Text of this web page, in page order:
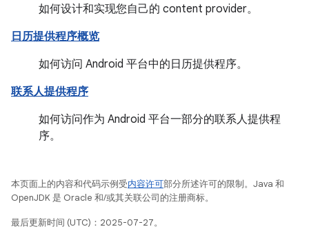
如何设计和实现您自己的 content provider。
日历提供程序概览
如何访问 Android 平台中的日历提供程序。
联系人提供程序
如何访问作为 Android 平台一部分的联系人提供程
序。
本页面上的内容和代码示例受内容许可部分所述许可的限制。Java 和
OpenJDK 是 Oracle 和/或其关联公司的注册商标。
最后更新时间 (UTC)：2025-07-27。